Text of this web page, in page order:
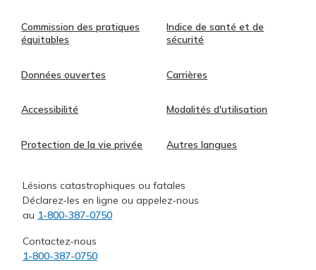
Commission des pratiques
équitables
Indice de santé et de
sécurité
Données ouvertes Carrières
Accessibilité Modalités d'utilisation
Protection de la vie privée Autres langues
Lésions catastrophiques ou fatales
Déclarez-les en ligne ou appelez-nous
au 1-800-387-0750
Contactez-nous
1-800-387-0750